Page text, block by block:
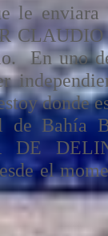
le
CLAUDIO
En uno
donde
de Bahía
DE
el